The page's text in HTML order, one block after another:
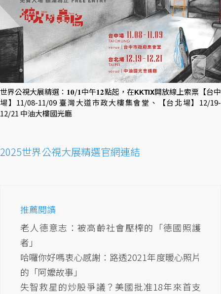
世界公視大展精選：𝟏𝟎/𝟏中午𝟏𝟐點起，在𝗞𝗞𝗧𝗜𝗫開放線上索票【台中
場】11/08-11/09 臺灣大道市政大樓集會堂、【台北場】12/19-
12/21 中油大樓國光廳
2025世界公視大展精選官網連結
推薦閱讀
老人德意志：被高齡社會壓榨的「德國照護
者」
哈囉你好嗎衷心感謝：路透2021年度暖心照片
的「阿嬤故事」
失智救星的炒股爭議？美國批准18年來首支